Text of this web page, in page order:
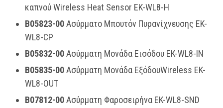
καπνού Wireless Heat Sensor EK-WL8-H
B05823-00Ασύρματο Μπουτόν Πυρανίχνευσης EK-
WL8-CP
B05832-00Ασύρματη Μονάδα Εισόδου EK-WL8-IN
B05835-00Ασύρματη Μονάδα ΕξόδουWireless EK-
WL8-OUT
B07812-00Ασύρματη Φαροσειρήνα EK-WL8-SND